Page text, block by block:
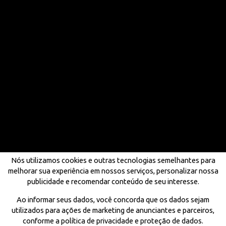
Nós utilizamos cookies e outras tecnologias semelhantes para
melhorar sua experiência em nossos serviços, personalizar nossa
publicidade e recomendar conteúdo de seu interesse.
Ao informar seus dados, você concorda que os dados sejam
utilizados para ações de marketing de anunciantes e parceiros,
conforme a política de privacidade e proteção de dados.